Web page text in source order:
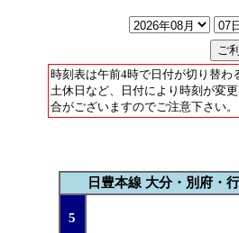
時刻表は午前4時で日付が切り替わ
土休日など、日付により時刻が変
合がございますのでご注意下さい。
日豊本線 大分・別府・
5